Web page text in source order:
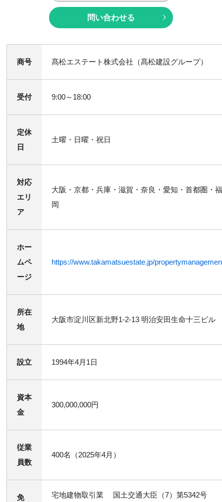
問い合わせる
商号 髙松エステート株式会社（髙松建設グループ）
受付 9:00～18:00
定休
日
土曜・日曜・祝日
対応
エリ
ア
大阪・京都・兵庫・滋賀・奈良・愛知・首都圏・福
岡
ホー
ムペ
ージ
https://www.takamatsuestate.jp/
所在
地
大阪市淀川区新北野1-2-13 明治安田生命十三ビル
設立 1994年4月1日
資本
金
300,000,000円
従業
員数
400名（2025年4月）
免
宅地建物取引業 国土交通大臣（7）第5342号